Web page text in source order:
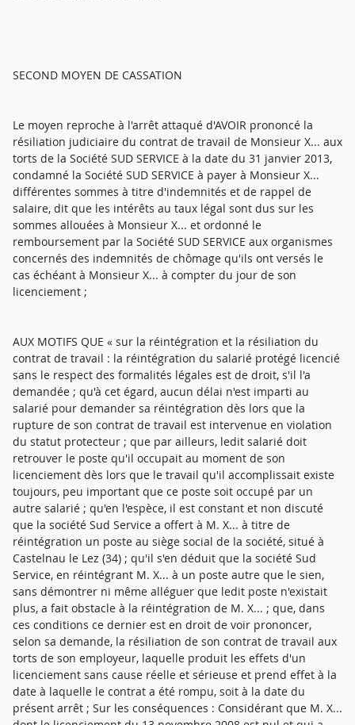
SECOND MOYEN DE CASSATION
Le moyen reproche à l'arrêt attaqué d'AVOIR prononcé la
résiliation judiciaire du contrat de travail de Monsieur X... aux
torts de la Société SUD SERVICE à la date du 31 janvier 2013,
condamné la Société SUD SERVICE à payer à Monsieur X...
différentes sommes à titre d'indemnités et de rappel de
salaire, dit que les intérêts au taux légal sont dus sur les
sommes allouées à Monsieur X... et ordonné le
remboursement par la Société SUD SERVICE aux organismes
concernés des indemnités de chômage qu'ils ont versés le
cas échéant à Monsieur X... à compter du jour de son
licenciement ;
AUX MOTIFS QUE « sur la réintégration et la résiliation du
contrat de travail : la réintégration du salarié protégé licencié
sans le respect des formalités légales est de droit, s'il l'a
demandée ; qu'à cet égard, aucun délai n'est imparti au
salarié pour demander sa réintégration dès lors que la
rupture de son contrat de travail est intervenue en violation
du statut protecteur ; que par ailleurs, ledit salarié doit
retrouver le poste qu'il occupait au moment de son
licenciement dès lors que le travail qu'il accomplissait existe
toujours, peu important que ce poste soit occupé par un
autre salarié ; qu'en l'espèce, il est constant et non discuté
que la société Sud Service a offert à M. X... à titre de
réintégration un poste au siège social de la société, situé à
Castelnau le Lez (34) ; qu'il s'en déduit que la société Sud
Service, en réintégrant M. X... à un poste autre que le sien,
sans démontrer ni même alléguer que ledit poste n'existait
plus, a fait obstacle à la réintégration de M. X... ; que, dans
ces conditions ce dernier est en droit de voir prononcer,
selon sa demande, la résiliation de son contrat de travail aux
torts de son employeur, laquelle produit les effets d'un
licenciement sans cause réelle et sérieuse et prend effet à la
date à laquelle le contrat a été rompu, soit à la date du
présent arrêt ; Sur les conséquences : Considérant que M. X...